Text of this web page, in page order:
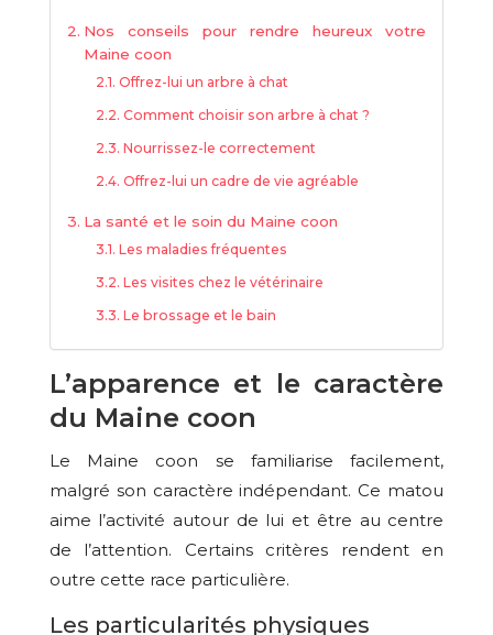
Nos conseils pour rendre heureux votre
Maine coon
Offrez-lui un arbre à chat
Comment choisir son arbre à chat ?
Nourrissez-le correctement
Offrez-lui un cadre de vie agréable
La santé et le soin du Maine coon
Les maladies fréquentes
Les visites chez le vétérinaire
Le brossage et le bain
L’apparence et le caractère
du Maine coon
Le Maine coon se familiarise facilement,
malgré son caractère indépendant. Ce matou
aime l’activité autour de lui et être au centre
de l’attention. Certains critères rendent en
outre cette race particulière.
Les particularités physiques